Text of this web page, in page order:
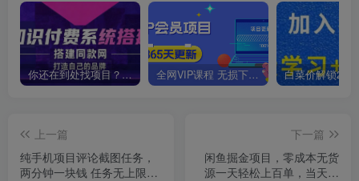
你还在到处找项目？还在当韭菜？我靠卖项目一个月收入5万+，曾经我也是个失败者。 全网VIP课程 无损下载~
上一篇
纯手机项目评论截图任务，
两分钟一块钱 任务无上限多
下一篇
闲鱼掘金项目，零成本无货
源一天轻松上百单，当天见